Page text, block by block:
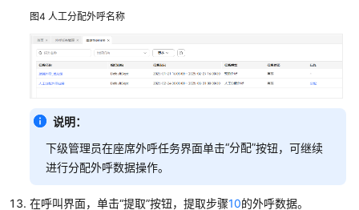
浏
览
社
媒
体
运
营
配
图4 人工分配外呼名称
说明：
下级管理员在座席外呼任务界面单击“分配”按钮，可继续
进行分配外呼数据操作。
在呼叫界面，单击“提取”按钮，提取步骤10的外呼数据。